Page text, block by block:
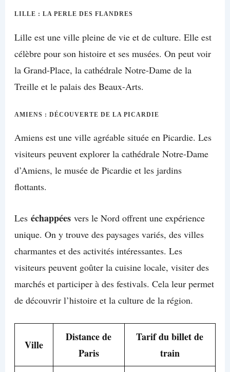
LILLE : LA PERLE DES FLANDRES
Lille est une ville pleine de vie et de culture. Elle est
célèbre pour son histoire et ses musées. On peut voir
la Grand-Place, la cathédrale Notre-Dame de la
Treille et le palais des Beaux-Arts.
AMIENS : DÉCOUVERTE DE LA PICARDIE
Amiens est une ville agréable située en Picardie. Les
visiteurs peuvent explorer la cathédrale Notre-Dame
d’Amiens, le musée de Picardie et les jardins
flottants.
Les échappéesvers le Nord offrent une expérience
unique. On y trouve des paysages variés, des villes
charmantes et des activités intéressantes. Les
visiteurs peuvent goûter la cuisine locale, visiter des
marchés et participer à des festivals. Cela leur permet
de découvrir l’histoire et la culture de la région.
Ville
Distance de
Paris
Tarif du billet de
train